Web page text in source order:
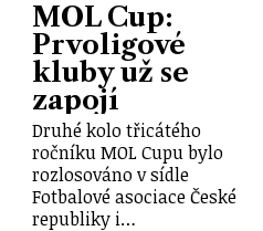
MOL Cup:
Prvoligové
kluby už se
zapojí
Druhé kolo třicátého
ročníku MOL Cupu bylo
rozlosováno v sídle
Fotbalové asociace České
republiky i…